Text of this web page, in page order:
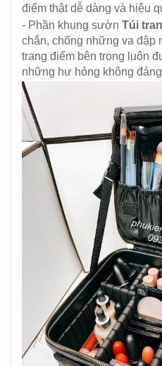
điểm thật dễ dàng và hiệu
- Phần khung sườn Túi
chắn, chống những va đập
trang điểm bên trong luôn
những hư hỏng không